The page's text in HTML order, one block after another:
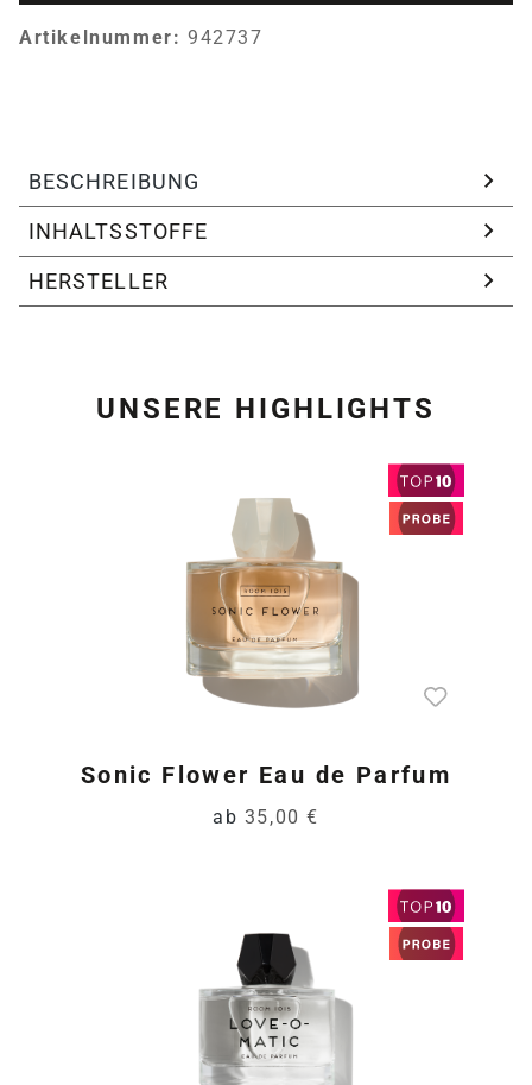
Artikelnummer: 942737
BESCHREIBUNG
INHALTSSTOFFE
HERSTELLER
UNSERE HIGHLIGHTS
Sonic Flower Eau de Parfum
ab 35,00 €